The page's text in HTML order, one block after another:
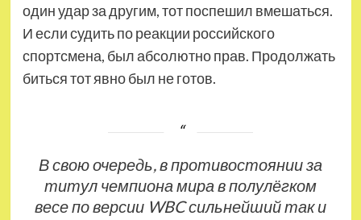
один удар за другим, тот поспешил вмешаться.
И если судить по реакции российского
спортсмена, был абсолютно прав. Продолжать
биться тот явно был не готов.
В свою очередь, в противостоянии за
титул чемпиона мира в полулёгком
весе по версии WBC сильнейший так и